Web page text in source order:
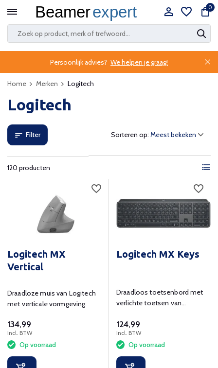
0
Persoonlijk advies? We helpen je graag!
Home Merken Logitech
Logitech
Filter
120 producten
Sorteren op:
Logitech MX
Vertical
Draadloze muis van Logitech
met verticale vormgeving.
134,99
Incl. BTW
Op voorraad
Logitech MX Keys
Draadloos toetsenbord met
verlichte toetsen van
124,99
Incl. BTW
Op voorraad